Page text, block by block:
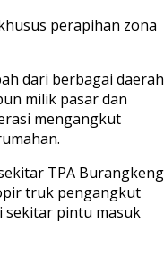
perapihan zona
dari berbagai daerah
milik pasar dan
mengangkut
TPA Burangkeng
truk pengangkut
sekitar pintu masuk